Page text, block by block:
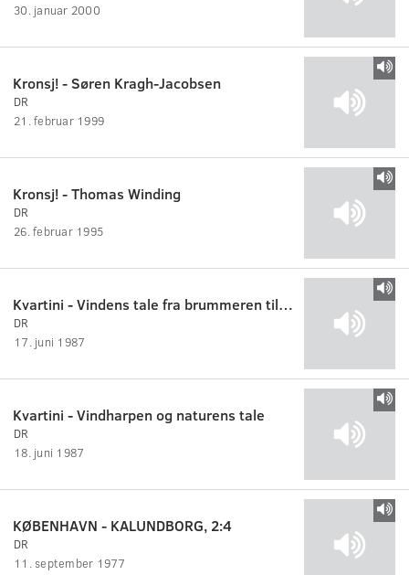
30. januar 2000
Kronsj! - Søren Kragh-Jacobsen
DR
21. februar 1999
Kronsj! - Thomas Winding
DR
26. februar 1995
Kvartini - Vindens tale fra brummeren til vindharpen
DR
17. juni 1987
Kvartini - Vindharpen og naturens tale
DR
18. juni 1987
KØBENHAVN - KALUNDBORG, 2:4
DR
11. september 1977